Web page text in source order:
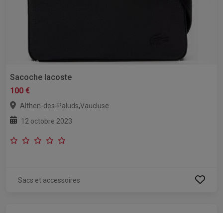
Sacoche lacoste
100 €
Althen-des-Paluds,Vaucluse
12 octobre 2023
Sacs et accessoires